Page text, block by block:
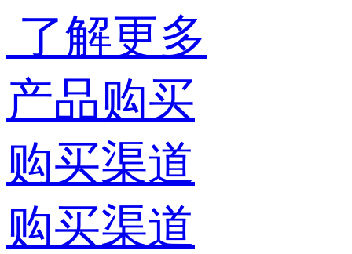
了解更多
产品购买
购买渠道
购买渠道